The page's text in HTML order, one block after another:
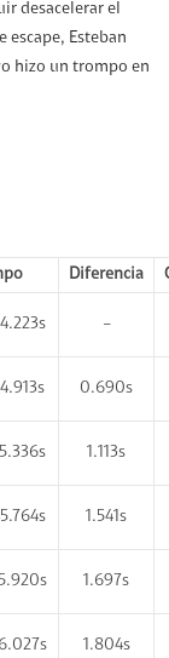
desacelerar el
escape, Esteban
hizo un trompo en
Diferencia
–
0.690s
1.113s
1.541s
1.697s
1.804s